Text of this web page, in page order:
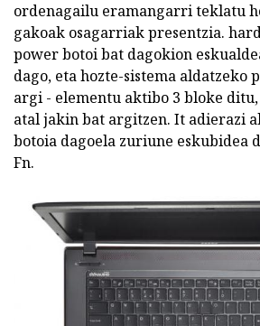
ordenagailu eramangarri teklatu
gakoak osagarriak presentzia.
power botoi bat dagokion
dago, eta hozte-sistema aldatzeko
argi - elementu aktibo 3 bloke
atal jakin bat argitzen. It adierazi
botoia dagoela zuriune eskubidea
Fn.